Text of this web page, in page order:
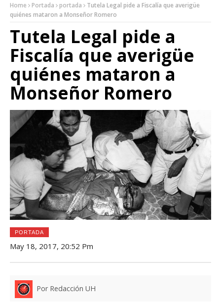
Home Portada portada
Tutela Legal pide a Fiscalía que averigüe
quiénes mataron a Monseñor Romero
Tutela Legal pide a
Fiscalía que averigüe
quiénes mataron a
Monseñor Romero
PORTADA
May 18, 2017, 20:52 Pm
Por Redacción UH